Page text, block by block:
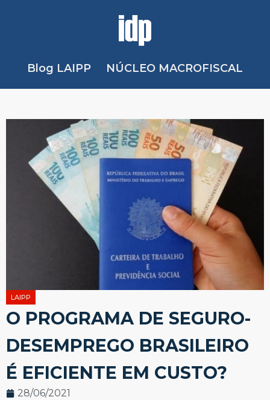
Blog LAIPP NÚCLEO MACROFISCAL
LAIPP
O PROGRAMA DE SEGURO-
DESEMPREGO BRASILEIRO
É EFICIENTE EM CUSTO?
28/06/2021